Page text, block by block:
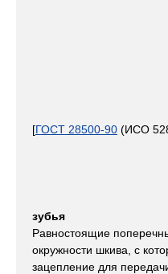
[ГОСТ 28500-90 (ИСО
зубья
Равностоящие
окружности шкива, с
зацепление для